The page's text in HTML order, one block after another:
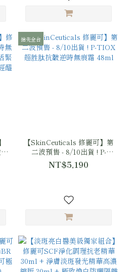
搶先全台
【SkinCeuticals 修麗可】第
二波預售 - 8/10出貨 ! P-
TIOX 超胜肽抗皺逆時無痕
霜 48ml
NT$5,190